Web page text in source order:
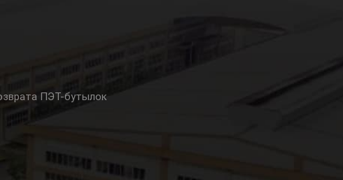
ПЭТ-бутылок